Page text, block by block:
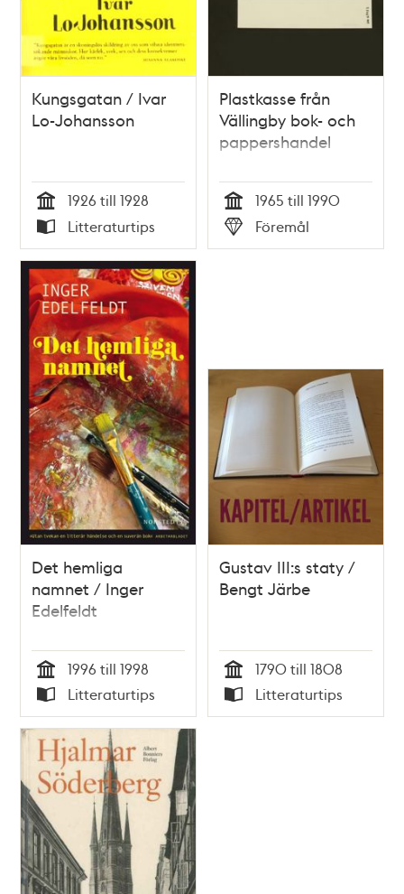
Kungsgatan / Ivar
Lo-Johansson
Tid
1926 till 1928
Typ
Litteraturtips
Plastkasse från
Vällingby bok- och
pappershandel
Tid
1965 till 1990
Typ
Föremål
Det hemliga
namnet / Inger
Edelfeldt
Tid
1996 till 1998
Typ
Litteraturtips
Gustav III:s staty /
Bengt Järbe
Tid
1790 till 1808
Typ
Litteraturtips